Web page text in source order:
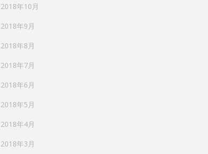
2018年10月
2018年9月
2018年8月
2018年7月
2018年6月
2018年5月
2018年4月
2018年3月